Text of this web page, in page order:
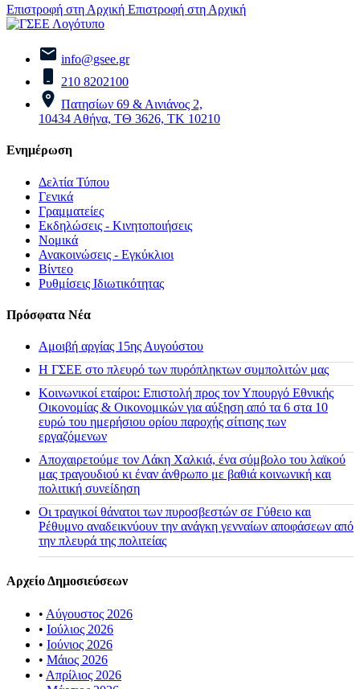
Επιστροφή στη Αρχική Επιστροφή στη Αρχική
info@gsee.gr
210 8202100
Πατησίων 69 & Αινιάνος 2,
10434 Αθήνα, ΤΘ 3626, ΤΚ 10210
Ενημέρωση
Δελτία Τύπου
Γενικά
Γραμματείες
Εκδηλώσεις - Κινητοποιήσεις
Νομικά
Ανακοινώσεις - Εγκύκλιοι
Βίντεο
Ρυθμίσεις Ιδιωτικότητας
Πρόσφατα Νέα
Αμοιβή αργίας 15ης Αυγούστου
H ΓΣΕΕ στο πλευρό των πυρόπληκτων συμπολιτών μας
Κοινωνικοί εταίροι: Επιστολή προς τον Υπουργό Εθνικής
Οικονομίας & Οικονομικών για αύξηση από τα 6 στα 10
ευρώ του ημερήσιου ορίου παροχής σίτισης των
εργαζόμενων
Αποχαιρετούμε τον Λάκη Χαλκιά, ένα σύμβολο του λαϊκού
μας τραγουδιού κι έναν άνθρωπο με βαθιά κοινωνική και
πολιτική συνείδηση
Οι τραγικοί θάνατοι των πυροσβεστών σε Γύθειο και
Ρέθυμνο αναδεικνύουν την ανάγκη γενναίων αποφάσεων από
την πλευρά της πολιτείας
Αρχείο Δημοσιεύσεων
• Αύγουστος 2026
• Ιούλιος 2026
• Ιούνιος 2026
• Μάιος 2026
• Απρίλιος 2026